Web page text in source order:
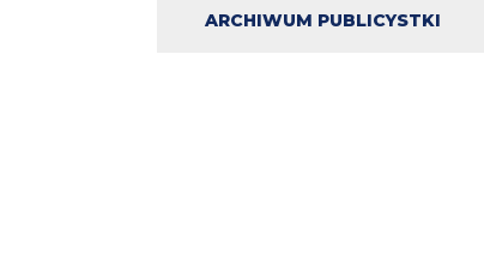
ARCHIWUM PUBLICYSTKI